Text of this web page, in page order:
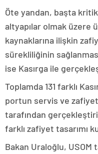
Öte yandan, başta
altyapılar olmak üzere
kaynaklarına ilişkin
sürekliliğinin
ise Kasırga ile
Toplamda 131 farklı
portun servis ve zafiyet
tarafından
farklı zafiyet tasarımı
Bakan Uraloğlu, USOM